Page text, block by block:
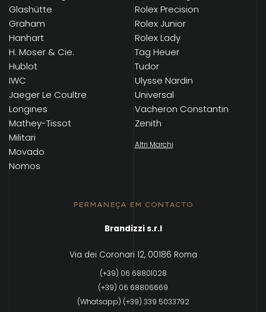
Glashütte
Graham
Hanhart
H. Moser & Cie.
Hublot
IWC
Jaeger Le Coultre
Longines
Mathey-Tissot
Militari
Movado
Nomos
Rolex Precision
Rolex Junior
Rolex Lady
Tag Heuer
Tudor
Ulysse Nardin
Universal
Vacheron Constantin
Zenith
Altri Marchi
PERMANEÇA EM CONTACTO
Brandizzi s.r.l
Via dei Coronari 12, 00186 Roma
(+39) 06 68801028
(+39) 06 68806669
(Whatsapp) (+39) 339 5033792